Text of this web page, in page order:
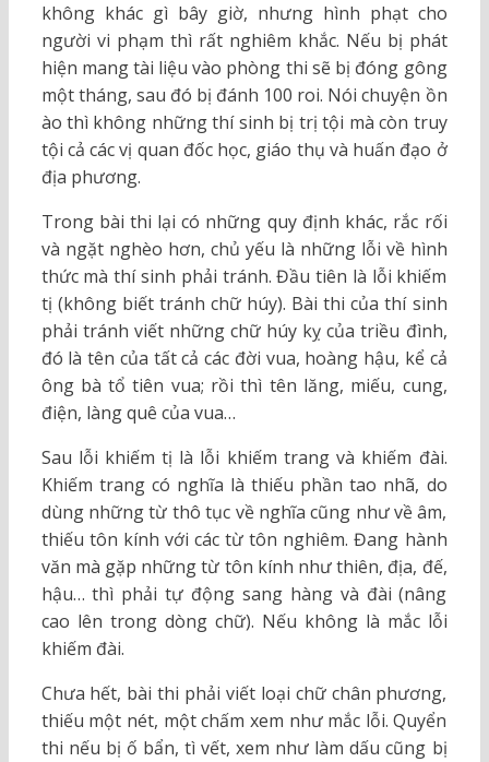
không khác gì bây giờ, nhưng hình phạt cho
người vi phạm thì rất nghiêm khắc. Nếu bị phát
hiện mang tài liệu vào phòng thi sẽ bị đóng gông
một tháng, sau đó bị đánh 100 roi. Nói chuyện ồn
ào thì không những thí sinh bị trị tội mà còn truy
tội cả các vị quan đốc học, giáo thụ và huấn đạo ở
địa phương.
Trong bài thi lại có những quy định khác, rắc rối
và ngặt nghèo hơn, chủ yếu là những lỗi về hình
thức mà thí sinh phải tránh. Đầu tiên là lỗi khiếm
tị (không biết tránh chữ húy). Bài thi của thí sinh
phải tránh viết những chữ húy kỵ của triều đình,
đó là tên của tất cả các đời vua, hoàng hậu, kể cả
ông bà tổ tiên vua; rồi thì tên lăng, miếu, cung,
điện, làng quê của vua…
Sau lỗi khiếm tị là lỗi khiếm trang và khiếm đài.
Khiếm trang có nghĩa là thiếu phần tao nhã, do
dùng những từ thô tục về nghĩa cũng như về âm,
thiếu tôn kính với các từ tôn nghiêm. Đang hành
văn mà gặp những từ tôn kính như thiên, địa, đế,
hậu… thì phải tự động sang hàng và đài (nâng
cao lên trong dòng chữ). Nếu không là mắc lỗi
khiếm đài.
Chưa hết, bài thi phải viết loại chữ chân phương,
thiếu một nét, một chấm xem như mắc lỗi. Quyển
thi nếu bị ố bẩn, tì vết, xem như làm dấu cũng bị